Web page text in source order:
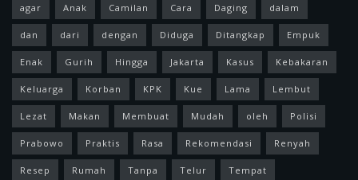
agar Anak Camilan Cara Daging dalam
dan dari dengan Diduga Ditangkap Empuk
Enak Gurih Hingga Jakarta Kasus Kebakaran
Keluarga Korban KPK Kue Lama Lembut
Lezat Makan Membuat Mudah oleh Polisi
Prabowo Praktis Rasa Rekomendasi Renyah
Resep Rumah Tanpa Telur Tempat